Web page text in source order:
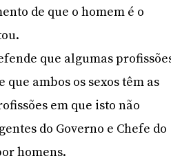
de que o homem é o
que algumas
ambos os sexos têm as
em que isto não
do Governo e Chefe do
homens.